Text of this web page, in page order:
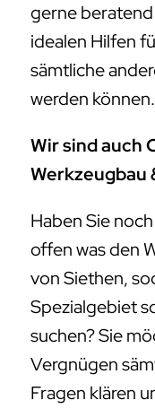
gerne
idealen Hilfen
sämtliche
werden können.
Wir sind auch
Werkzeugbau
Haben Sie
offen was den
von Siethen,
Spezialgebiet
suchen? Sie
Vergnügen
Fragen klären